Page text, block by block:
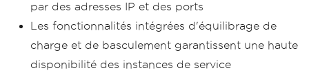
par des adresses IP et des ports
Les fonctionnalités intégrées d'équilibrage de
charge et de basculement garantissent une haute
disponibilité des instances de service